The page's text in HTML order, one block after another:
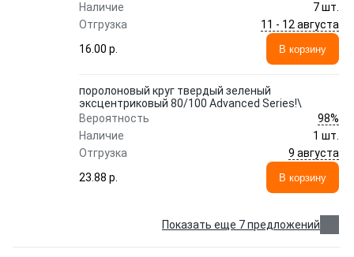
Наличие
7 шт.
Отгрузка
11 - 12 августа
16.00 p.
В корзину
поролоновый круг твердый зеленый
эксцентриковый 80/100 Advanced Series!\
Вероятность
98%
Наличие
1 шт.
Отгрузка
9 августа
23.88 p.
В корзину
Показать еще 7 предложений